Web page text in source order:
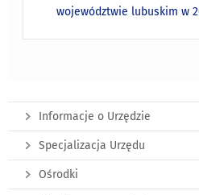
województwie lubuskim w
Informacje o Urzędzie
Specjalizacja Urzędu
Ośrodki